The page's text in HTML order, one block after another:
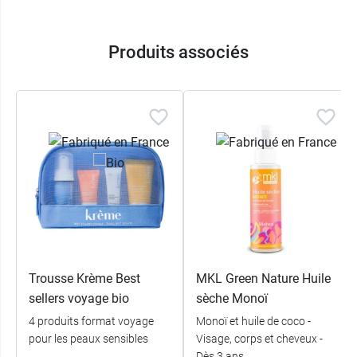
Lait après soleil MKL400 ml
Brume parfumée MKL 100 ml
Savon surgras Monoi MKL
Fleur de douche offerte
Produits associés
Trousse Krème Best
sellers voyage bio
4 produits format voyage
pour les peaux sensibles
MKL Green Nature Huile
sèche Monoï
Monoï et huile de coco -
Visage, corps et cheveux -